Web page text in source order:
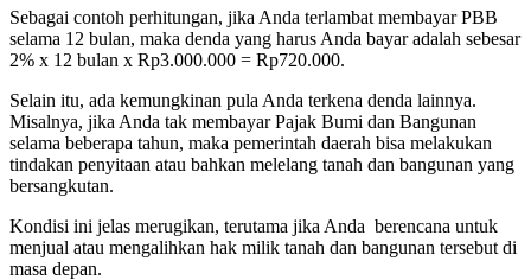
Sebagai contoh perhitungan, jika Anda terlambat membayar PBB
selama 12 bulan, maka denda yang harus Anda bayar adalah sebesar
2% x 12 bulan x Rp3.000.000 = Rp720.000.
Selain itu, ada kemungkinan pula Anda terkena denda lainnya.
Misalnya, jika Anda tak membayar Pajak Bumi dan Bangunan
selama beberapa tahun, maka pemerintah daerah bisa melakukan
tindakan penyitaan atau bahkan melelang tanah dan bangunan yang
bersangkutan.
Kondisi ini jelas merugikan, terutama jika Anda berencana untuk
menjual atau mengalihkan hak milik tanah dan bangunan tersebut di
masa depan.